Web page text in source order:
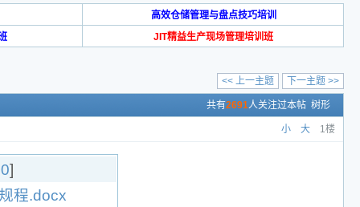
高效仓储管理与盘点技巧培训
JIT精益生产现场管理培训班
下一主题 >>
<< 上一主题
共有2691人关注过本帖 树形
小 大 1楼
0]
程.docx